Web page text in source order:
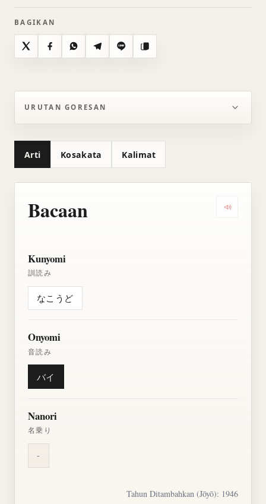
BAGIKAN
X FacebookWhatsAppTelegramLine Salin
URUTAN GORESAN
Arti Kosakata Kalimat
Bacaan
Kunyomi
訓読み
なこうど
Onyomi
音読み
バイ
Nanori
名乗り
-
Tahun Ditambahkan (Jōyō): 1946